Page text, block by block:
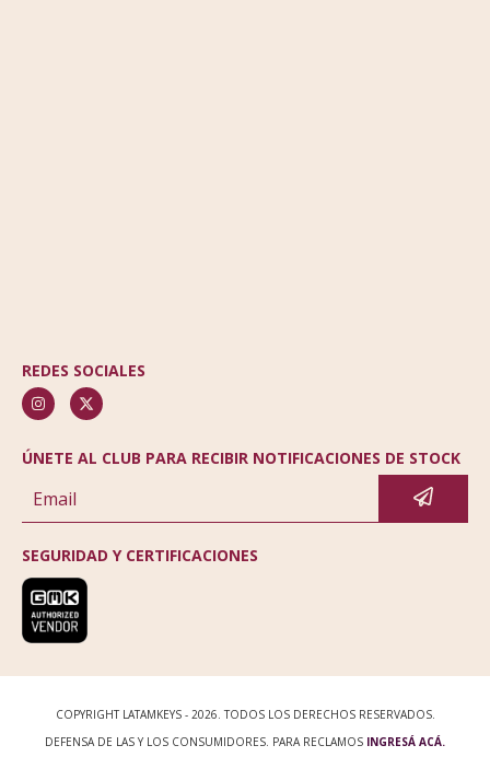
REDES SOCIALES
ÚNETE AL CLUB PARA RECIBIR NOTIFICACIONES DE STOCK
SEGURIDAD Y CERTIFICACIONES
COPYRIGHT LATAMKEYS - 2026. TODOS LOS DERECHOS RESERVADOS.
DEFENSA DE LAS Y LOS CONSUMIDORES. PARA RECLAMOS INGRESÁ ACÁ.